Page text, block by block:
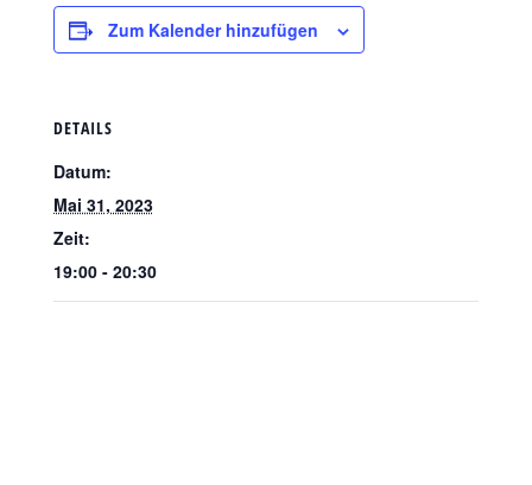
Zum Kalender hinzufügen
DETAILS
Datum:
Mai 31, 2023
Zeit:
19:00 - 20:30